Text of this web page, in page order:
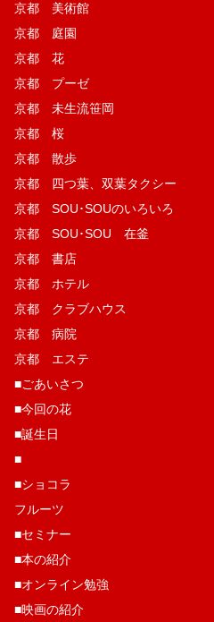
京都 美術館
京都 庭園
京都 花
京都 プーゼ
京都 未生流笹岡
京都 桜
京都 散歩
京都 四つ葉、双葉タクシー
京都 SOU･SOUのいろいろ
京都 SOU･SOU 在釜
京都 書店
京都 ホテル
京都 クラブハウス
京都 病院
京都 エステ
■ごあいさつ
■今回の花
■誕生日
■
■ショコラ
フルーツ
■セミナー
■本の紹介
■オンライン勉強
■映画の紹介